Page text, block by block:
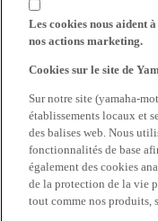
Les cookies nous aident
nos actions marketing.
Cookies sur le site de
Sur notre site (yamaha-
établissements locaux et
des balises web. Nous
fonctionnalités de base
également des cookies
de la protection de la vie
tout comme nos produits,